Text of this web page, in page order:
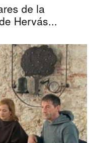
de la
Hervás...